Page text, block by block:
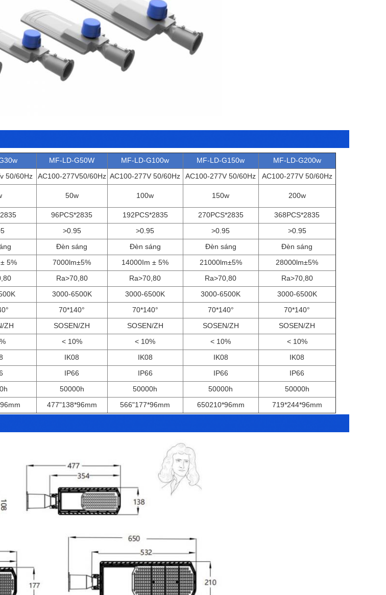
MF-LD-G50W MF-LD-G100w MF-LD-G150w
MF-LD-G200w
50/60Hz AC100-277V50/60Hz AC100-277V 50/60Hz AC100-277V 50/60Hz
AC100-277V 50/60Hz
50w 100w 150w 200w
96PCS*2835 192PCS*2835 270PCS*2835
368PCS*2835
>0.95 >0.95 >0.95
>0.95
Đèn sáng Đèn sáng Đèn sáng
Đèn sáng
5% 7000lm±5% 14000Im ± 5% 21000lm±5%
28000lm±5%
Ra>70,80 Ra>70,80 Ra>70,80
Ra>70,80
3000-6500K 3000-6500K 3000-6500K
3000-6500K
70*140° 70*140° 70*140°
70*140°
ZH SOSEN/ZH SOSEN/ZH SOSEN/ZH
SOSEN/ZH
< 10% < 10% < 10%
< 10%
IK08 IK08 IK08
IK08
IP66 IP66 IP66
IP66
50000h 50000h 50000h
50000h
477"138*96mm 566"177*96mm 650210*96mm 719*244*96mm